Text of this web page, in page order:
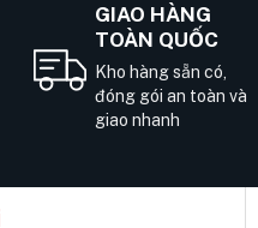
GIAO HÀNG
TOÀN QUỐC
Kho hàng sẵn có,
đóng gói an toàn và
giao nhanh